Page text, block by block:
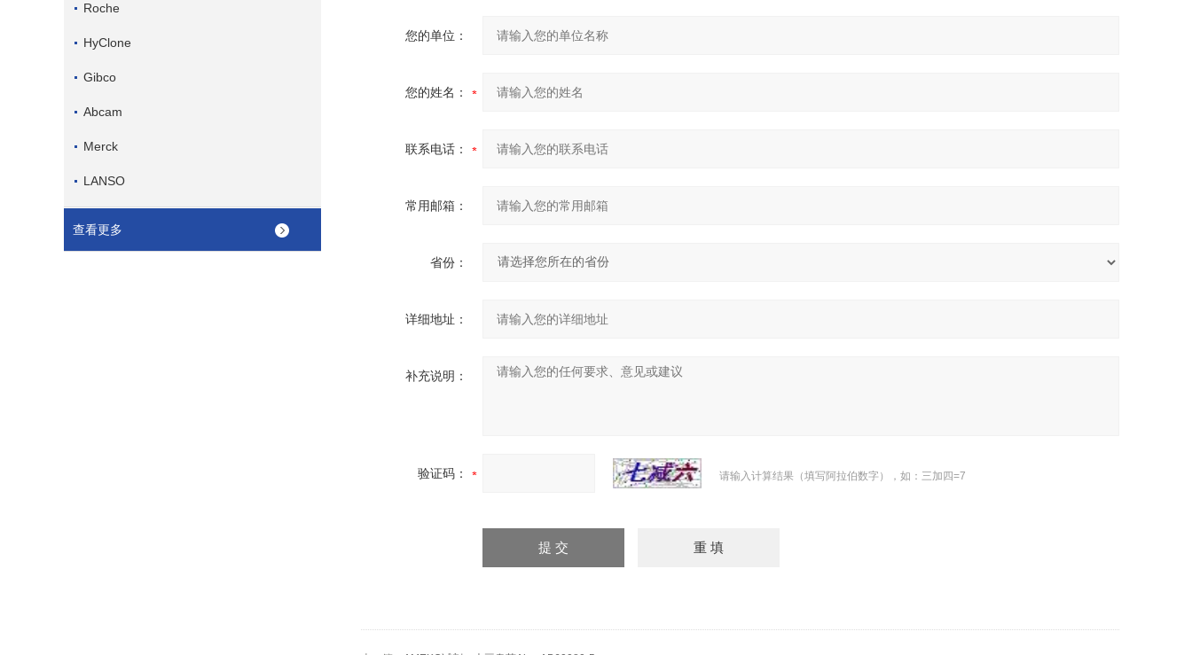
Roche
HyClone
Gibco
Abcam
Merck
LANSO
查看更多
您的单位：
您的姓名：
联系电话：
常用邮箱：
省份：
详细地址：
补充说明：
验证码： 请输入计算结果（填写阿拉伯数字），如：三加四=7